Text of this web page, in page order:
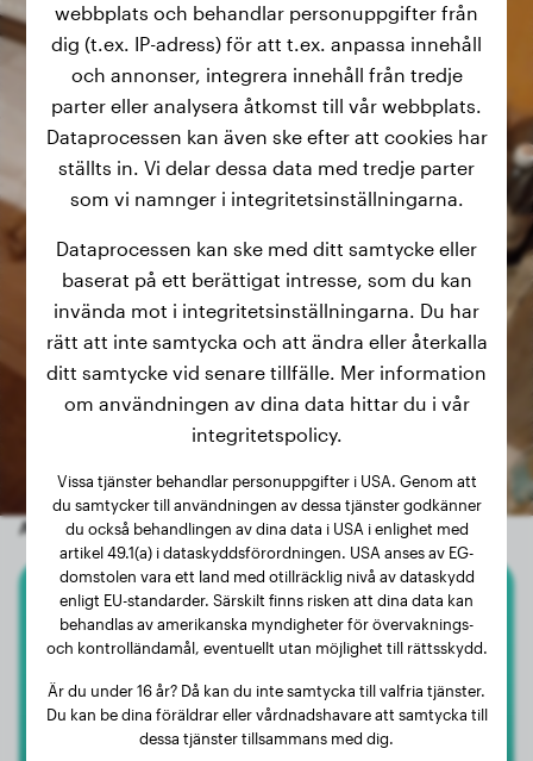
Andra slumpmässiga hundar
Cocker Spaniel
Pepper
webbplats och behandlar personuppgifter från
dig (t.ex. IP-adress) för att t.ex. anpassa innehåll
och annonser, integrera innehåll från tredje
parter eller analysera åtkomst till vår webbplats.
Dataprocessen kan även ske efter att cookies har
ställts in. Vi delar dessa data med tredje parter
som vi namnger i integritetsinställningarna.
Dataprocessen kan ske med ditt samtycke eller
baserat på ett berättigat intresse, som du kan
invända mot i integritetsinställningarna. Du har
rätt att inte samtycka och att ändra eller återkalla
ditt samtycke vid senare tillfälle. Mer information
om användningen av dina data hittar du i vår
integritetspolicy.
Vissa tjänster behandlar personuppgifter i USA. Genom att
du samtycker till användningen av dessa tjänster godkänner
du också behandlingen av dina data i USA i enlighet med
artikel 49.1(a) i dataskyddsförordningen. USA anses av EG-
domstolen vara ett land med otillräcklig nivå av dataskydd
enligt EU-standarder. Särskilt finns risken att dina data kan
behandlas av amerikanska myndigheter för övervaknings-
och kontrolländamål, eventuellt utan möjlighet till rättsskydd.
Är du under 16 år? Då kan du inte samtycka till valfria tjänster.
Du kan be dina föräldrar eller vårdnadshavare att samtycka till
dessa tjänster tillsammans med dig.